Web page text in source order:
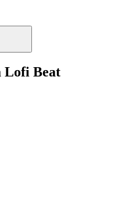
Lofi Beat